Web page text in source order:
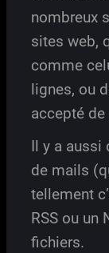
nombreux
sites web,
comme
lignes, ou
accepté de
Il y a aussi
de mails
tellement
RSS ou un
fichiers.